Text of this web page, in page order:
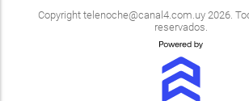
Copyright telenoche@canal4.com.uy2026.
reservados.